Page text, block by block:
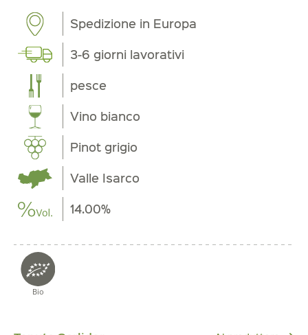
Spedizione in Europa
3-6 giorni lavorativi
pesce
Vino bianco
Pinot grigio
Valle Isarco
14.00%
Bio